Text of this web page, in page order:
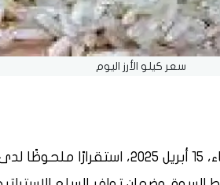
سعر كيلو الأرز اليوم
شهدت أسعار الأرز الشعير اليوم الثلاثاء، 15